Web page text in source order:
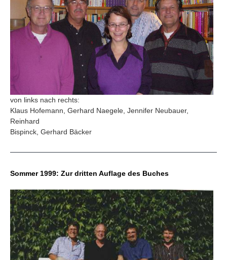
von links nach rechts:
Klaus Hofemann, Gerhard Naegele, Jennifer Neubauer,
Reinhard
Bispinck, Gerhard Bäcker
Sommer 1999: Zur dritten Auflage des Buches